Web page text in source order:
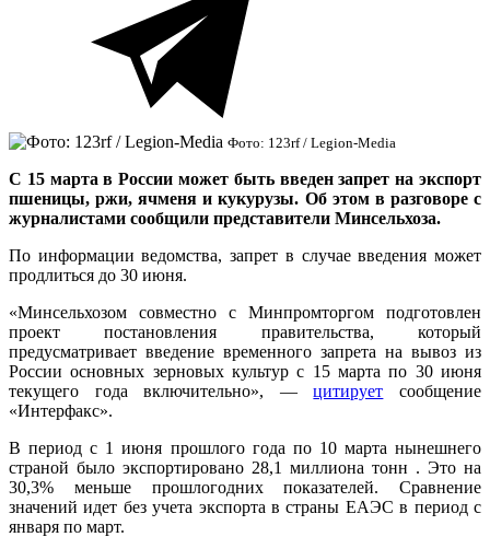
Фото: 123rf / Legion-Media
С 15 марта в России может быть введен запрет на экспорт
пшеницы, ржи, ячменя и кукурузы. Об этом в разговоре с
журналистами сообщили представители Минсельхоза.
По информации ведомства, запрет в случае введения может
продлиться до 30 июня.
«Минсельхозом совместно с Минпромторгом подготовлен
проект постановления правительства, который
предусматривает введение временного запрета на вывоз из
России основных зерновых культур с 15 марта по 30 июня
текущего года включительно», —цитирует сообщение
«Интерфакс».
В период с 1 июня прошлого года по 10 марта нынешнего
страной было экспортировано 28,1 миллиона тонн . Это на
30,3% меньше прошлогодних показателей. Сравнение
значений идет без учета экспорта в страны ЕАЭС в период с
января по март.